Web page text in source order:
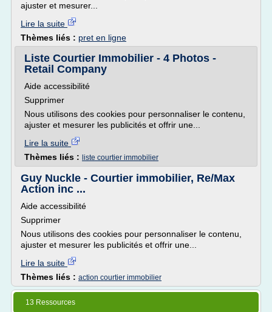
ajuster et mesurer...
Lire la suite
Thèmes liés : pret en ligne
Liste Courtier Immobilier - 4 Photos -
Retail Company
Aide accessibilité
Supprimer
Nous utilisons des cookies pour personnaliser le contenu,
ajuster et mesurer les publicités et offrir une...
Lire la suite
Thèmes liés : liste courtier immobilier
Guy Nuckle - Courtier immobilier, Re/Max
Action inc ...
Aide accessibilité
Supprimer
Nous utilisons des cookies pour personnaliser le contenu,
ajuster et mesurer les publicités et offrir une...
Lire la suite
Thèmes liés : action courtier immobilier
13 Ressources